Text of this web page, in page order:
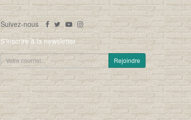
Suivez-nous
S'inscrire à la newsletter